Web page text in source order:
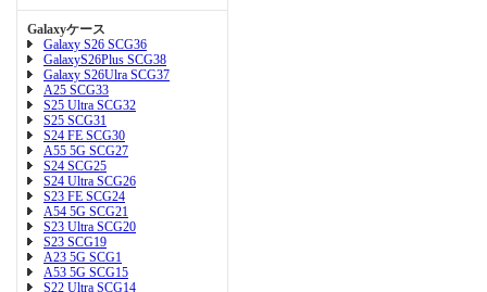
Galaxyケース
Galaxy S26 SCG36
GalaxyS26Plus SCG38
Galaxy S26Ulra SCG37
A25 SCG33
S25 Ultra SCG32
S25 SCG31
S24 FE SCG30
A55 5G SCG27
S24 SCG25
S24 Ultra SCG26
S23 FE SCG24
A54 5G SCG21
S23 Ultra SCG20
S23 SCG19
A23 5G SCG1
A53 5G SCG15
S22 Ultra SCG14